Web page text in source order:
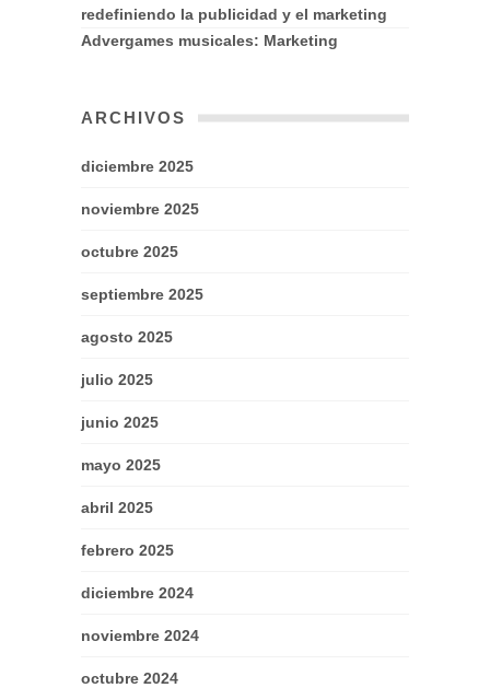
redefiniendo la publicidad y el marketing
Advergames musicales: Marketing
ARCHIVOS
diciembre 2025
noviembre 2025
octubre 2025
septiembre 2025
agosto 2025
julio 2025
junio 2025
mayo 2025
abril 2025
febrero 2025
diciembre 2024
noviembre 2024
octubre 2024